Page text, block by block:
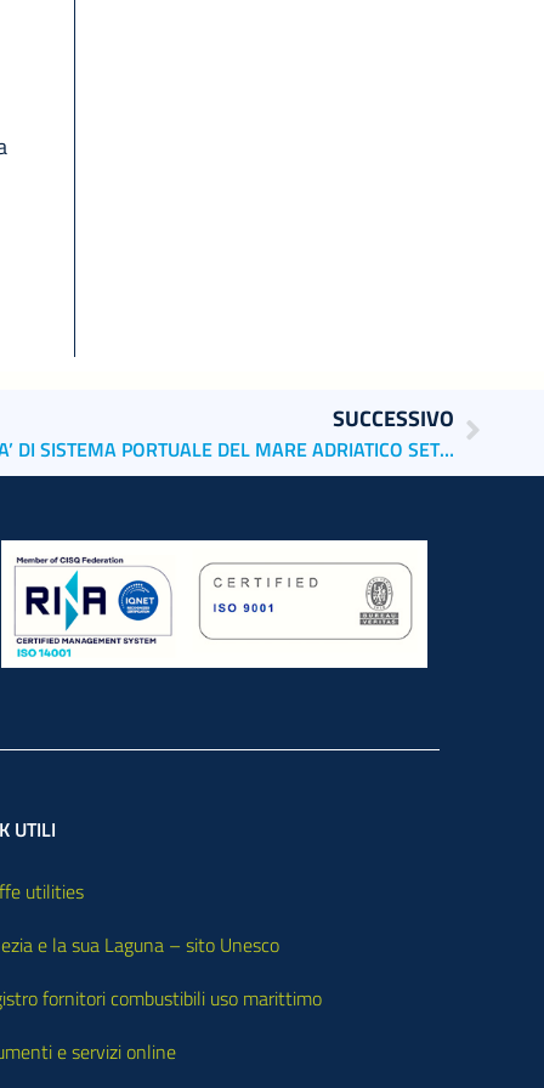
SUCCESSIVO
INTESA SANPAOLO E L’AUTORITA’ DI SISTEMA PORTUALE DEL MARE ADRIATICO SETTENTRIONALE INSIEME PER IL RILANCIO DELL’ECONOMIA DEL MARE E DEL RETROPORTO
UTILI
utilities
e la sua Laguna – sito Unesco
fornitori combustibili uso marittimo
e servizi online